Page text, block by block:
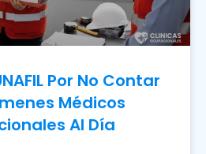
Por No Contar
Médicos
Al Día